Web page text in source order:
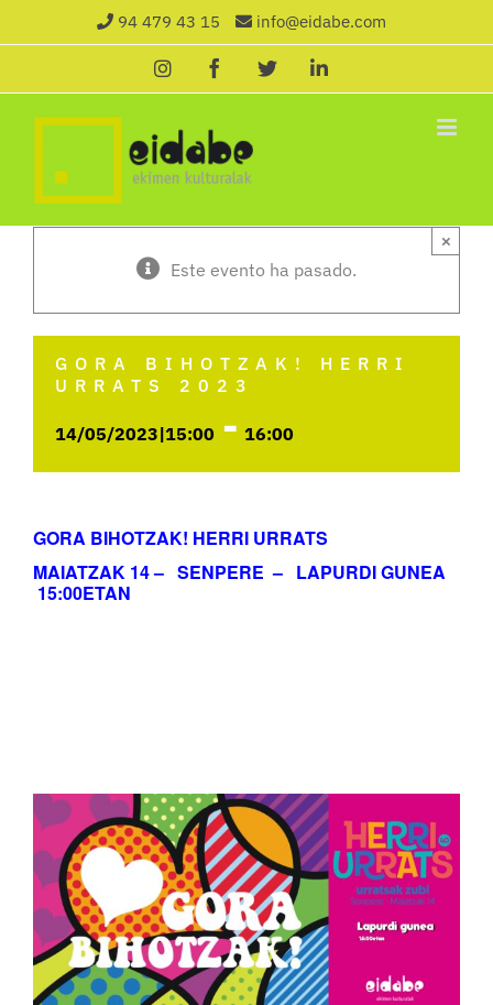
al
94 479 43 15 info@eidabe.com
InstagramFacebook
X LinkedIn
Este evento ha pasado.
×
GORA BIHOTZAK! HERRI
URRATS 2023
14/05/2023|15:00 - 16:00
GORA BIHOTZAK! HERRI URRATS
MAIATZAK 14 – SENPERE – LAPURDI GUNEA
15:00ETAN